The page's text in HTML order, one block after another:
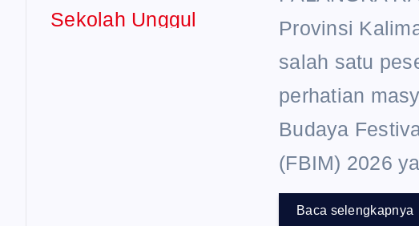
Provinsi
salah satu
perhatian
Budaya
(FBIM) 2026
Baca selengkapnya